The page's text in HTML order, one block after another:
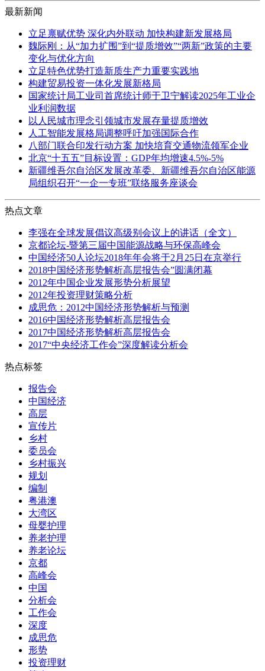
最新新闻
立足禀赋优势 深化内外联动 加快构建新发展格局
魏际刚：从“加力扩围”到“提质增效”“两新”政策的主要
变化与优化方向
立足特色优势打造新质生产力重要实践地
构建贸易投资一体化发展新格局
国家统计局工业司首席统计师于卫宁解读2025年工业企
业利润数据
以人民城市理念引领城市发展存量提质增效
人工智能发展格局调整呼吁加强国际合作
八部门联合印发行动方案 加快培育交通物流领军企业
北京“十五五”目标设置：GDP年均增速4.5%-5%
新疆维吾尔自治区发展改革委、新疆维吾尔自治区能源
局组织召开“一企一专班”联络服务座谈会
热点文章
李强在全球发展倡议高级别会议上的讲话（全文）
京都论坛-暨第三届中国能源战略与环保高峰会
中国经济50人论坛2018年年会将于2月25日在京举行
2018中国经济形势解析高层报告会”圆满闭幕
2012年中国企业发展形势分析展望
2012年投资理财策略分析
成思危：2012中国经济形势解析与预测
2016中国经济形势解析高层报告会
2017中国经济形势解析高层报告会
2017“中央经济工作会”深度解读分析会
热点标签
报告会
中国经济
高层
宣传片
乡村
委员会
乡村振兴
规划
编制
粤港澳
大湾区
母婴护理
养老护理
养老论坛
京都
高峰会
中国
分析会
工作会
深度
成思危
形势
投资理财